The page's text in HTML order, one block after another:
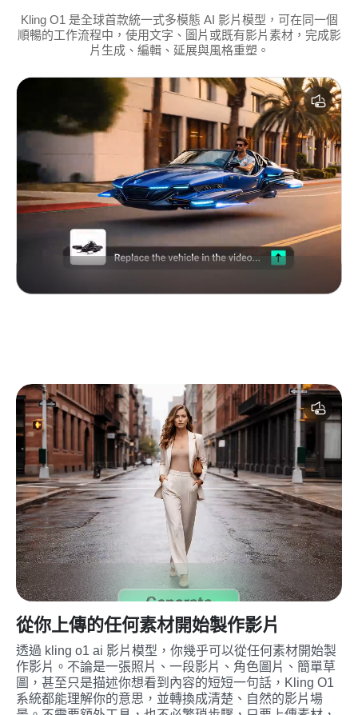
Kling O1 是全球首款統一式多模態 AI 影片模型，可在同一個
順暢的工作流程中，使用文字、圖片或既有影片素材，完成影
片生成、編輯、延展與風格重塑。
從你上傳的任何素材開始製作影片
透過 kling o1 ai 影片模型，你幾乎可以從任何素材開始製
作影片。不論是一張照片、一段影片、角色圖片、簡單草
圖，甚至只是描述你想看到內容的短短一句話，Kling O1
系統都能理解你的意思，並轉換成清楚、自然的影片場